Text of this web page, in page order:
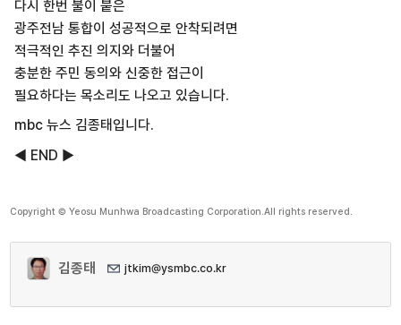
다시 한번 불이 붙은
광주전남 통합이 성공적으로 안착되려면
적극적인 추진 의지와 더불어
충분한 주민 동의와 신중한 접근이
필요하다는 목소리도 나오고 있습니다.
mbc 뉴스 김종태입니다.
◀ END ▶
Copyright © Yeosu Munhwa Broadcasting Corporation.All rights reserved.
김종태 jtkim@ysmbc.co.kr